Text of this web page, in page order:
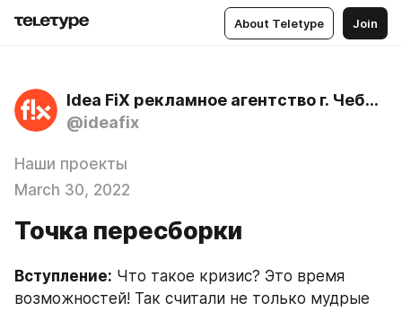
About Teletype Join
Idea FiX рекламное агентство г. Чебоксары
@ideafix
Наши проекты
March 30, 2022
Точка пересборки
Вступление: Что такое кризис? Это время
возможностей! Так считали не только мудрые